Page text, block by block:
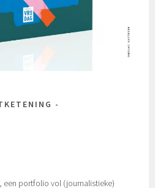
een portfolio vol (journalistieke)